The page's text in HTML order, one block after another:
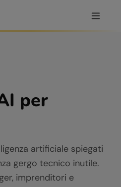
per
artificiale spiegati
gergo tecnico inutile.
imprenditori e